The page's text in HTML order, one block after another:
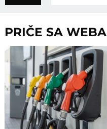
PRIČE SA WEBA